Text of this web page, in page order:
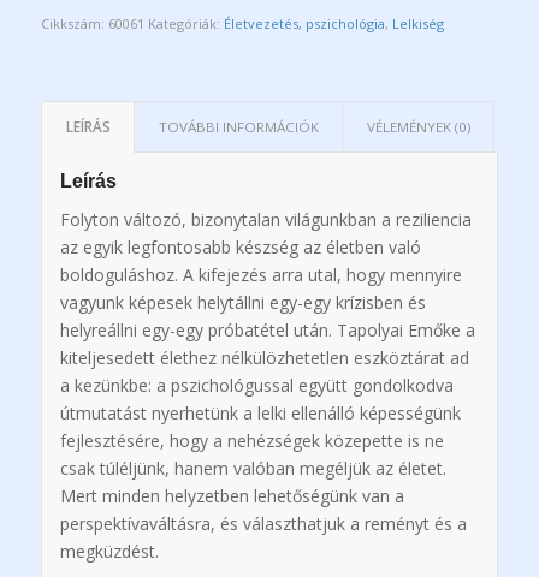
Cikkszám: 60061 Kategóriák: Életvezetés, pszichológia, Lelkiség
LEÍRÁS TOVÁBBI INFORMÁCIÓK VÉLEMÉNYEK (0)
Leírás
Folyton változó, bizonytalan világunkban a reziliencia
az egyik legfontosabb készség az életben való
boldoguláshoz. A kifejezés arra utal, hogy mennyire
vagyunk képesek helytállni egy-egy krízisben és
helyreállni egy-egy próbatétel után. Tapolyai Emőke a
kiteljesedett élethez nélkülözhetetlen eszköztárat ad
a kezünkbe: a pszichológussal együtt gondolkodva
útmutatást nyerhetünk a lelki ellenálló képességünk
fejlesztésére, hogy a nehézségek közepette is ne
csak túléljünk, hanem valóban megéljük az életet.
Mert minden helyzetben lehetőségünk van a
perspektívaváltásra, és választhatjuk a reményt és a
megküzdést.